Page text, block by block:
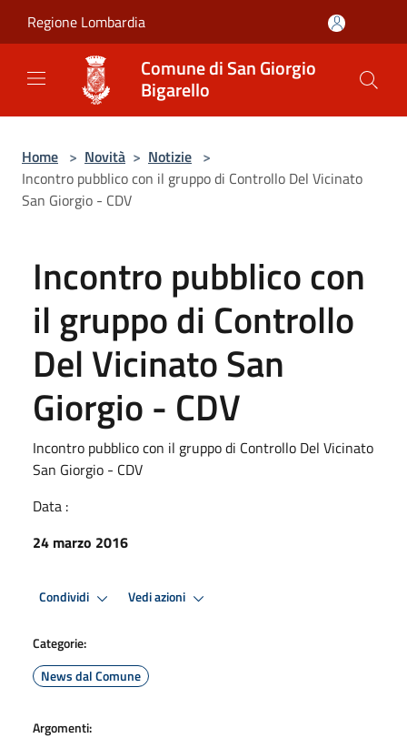
Regione Lombardia
Comune di San Giorgio
Bigarello
Home > Novità > Notizie >
Incontro pubblico con il gruppo di Controllo Del Vicinato
San Giorgio - CDV
Incontro pubblico con
il gruppo di Controllo
Del Vicinato San
Giorgio - CDV
Incontro pubblico con il gruppo di Controllo Del Vicinato
San Giorgio - CDV
Data :
24 marzo 2016
Condividi Vedi azioni
Categorie:
News dal Comune
Argomenti: